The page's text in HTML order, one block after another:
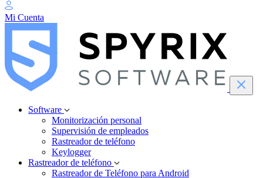
Mi Cuenta
Software
Monitorización personal
Supervisión de empleados
Rastreador de teléfono
Keylogger
Rastreador de teléfono
Rastreador de Teléfono para Android